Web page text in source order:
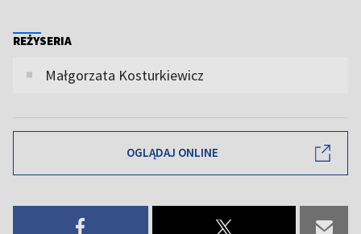
REŻYSERIA
Małgorzata Kosturkiewicz
OGLĄDAJ ONLINE